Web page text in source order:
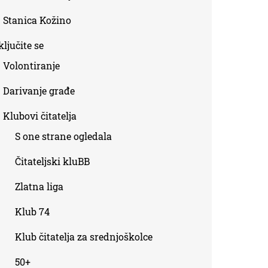
Stanica Kožino
se
Volontiranje
Darivanje građe
Klubovi čitatelja
S one strane ogledala
Čitateljski kluBB
Zlatna liga
Klub 74
Klub čitatelja za srednjoškolce
50+